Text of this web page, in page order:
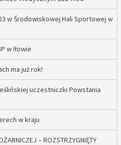
w Środowiskowej Hali Sportowej w
w Iłowie
ma już rok!
uczestniczki Powstania
w kraju
– ROZSTRZYGNIĘTY